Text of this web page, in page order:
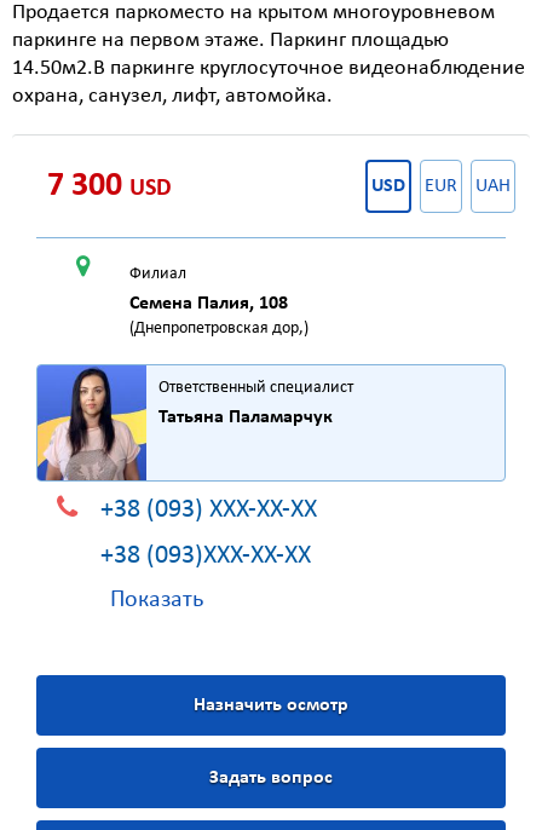
Продается паркоместо на крытом многоуровневом
паркинге на первом этаже. Паркинг площадью
14.50м2.В паркинге круглосуточное видеонаблюдение
охрана, санузел, лифт, автомойка.
7 300 USD USD EUR UAH
Филиал
Семена Палия, 108
(Днепропетровская дор,)
Ответственный специалист
Татьяна Паламарчук
+38 (093) XXX-XX-XX
+38 (093)XXX-XX-XX
Показать
Назначить осмотр
Задать вопрос